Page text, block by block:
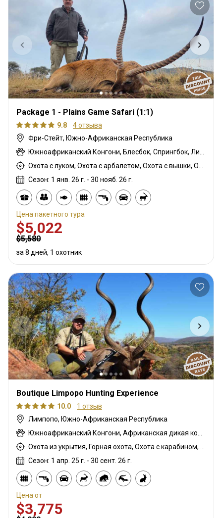
Package 1 - Plains Game Safari (1:1)
9.8
4 отзыва
Фри-Стейт, Южно-Африканская Республика
Сезон: 1 янв. 26 г. - 30 нояб. 26 г.
Цена пакетного тура
$5,022
$5,580
за 8 дней, 1 охотник
Boutique Limpopo Hunting Experience
10.0
1 отзыв
Лимпопо, Южно-Африканская Республика
Сезон: 1 апр. 25 г. - 30 сент. 26 г.
Цена от
$3,775